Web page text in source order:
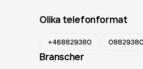
Olika telefonformat
+468829380 08829380
Branscher